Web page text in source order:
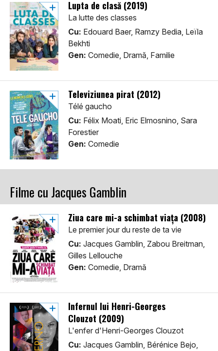
Lupta de clasă (2019)
La lutte des classes
Cu: Edouard Baer, Ramzy Bedia, Leïla
Bekhti
Gen: Comedie, Dramă, Familie
Televiziunea pirat (2012)
Télé gaucho
Cu: Félix Moati, Eric Elmosnino, Sara
Forestier
Gen: Comedie
Filme cu Jacques Gamblin
Ziua care mi-a schimbat viața (2008)
Le premier jour du reste de ta vie
Cu: Jacques Gamblin, Zabou Breitman,
Gilles Lellouche
Gen: Comedie, Dramă
Infernul lui Henri-Georges
Clouzot (2009)
L'enfer d'Henri-Georges Clouzot
Cu: Jacques Gamblin, Bérénice Bejo,